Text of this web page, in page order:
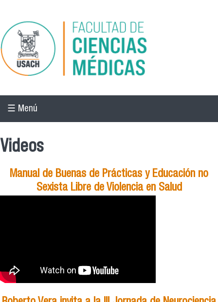
Pasar al contenido principal
☰ Menú
Videos
Manual de Buenas de Prácticas y Educación no
Sexista Libre de Violencia en Salud